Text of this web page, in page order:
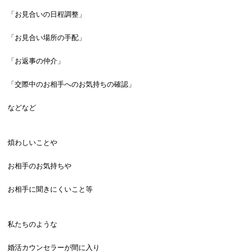
「お見合いの日程調整」
「お見合い場所の手配」
「お返事の仲介」
「交際中のお相手へのお気持ちの確認」
などなど
煩わしいことや
お相手のお気持ちや
お相手に聞きにくいこと等
私たちのような
婚活カウンセラーが間に入り